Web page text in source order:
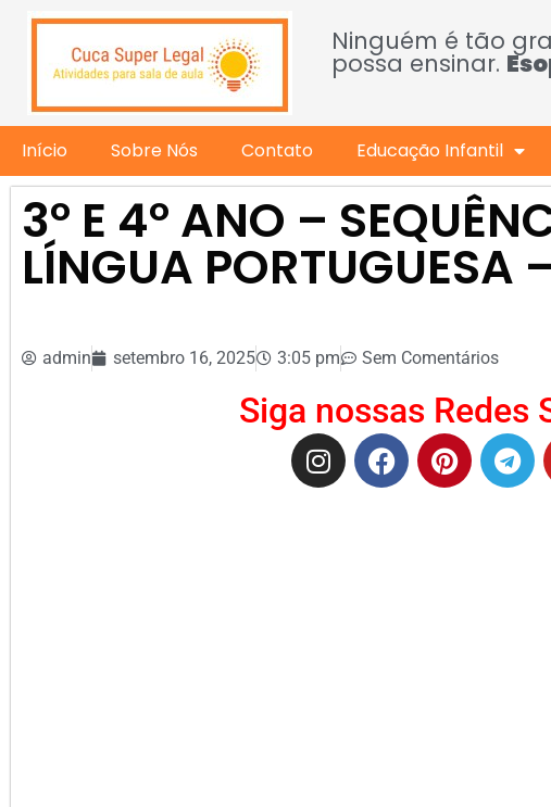
Ninguém é tão
possa ensinar.
Início Sobre Nós Contato Educação Infantil
3º E 4º ANO –
LÍNGUA PORTUGUESA
admin setembro 16, 2025 3:05 pm Sem Comentários
Siga nossas Redes